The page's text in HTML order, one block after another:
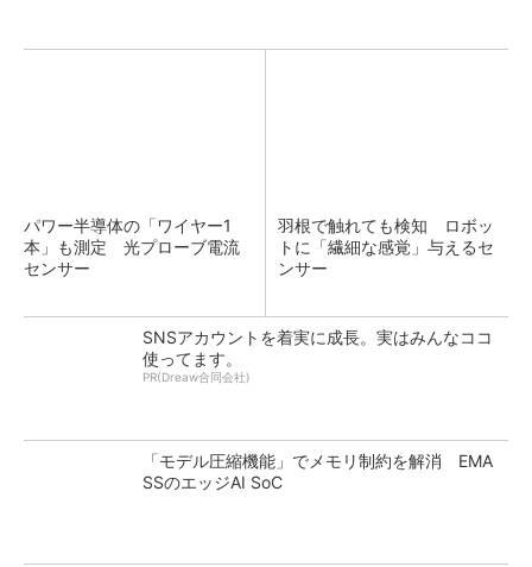
パワー半導体の「ワイヤー1
本」も測定 光プローブ電流
センサー
羽根で触れても検知 ロボッ
トに「繊細な感覚」与えるセ
ンサー
SNSアカウントを着実に成長。実はみんなココ
使ってます。
PR(Dreaw合同会社)
「モデル圧縮機能」でメモリ制約を解消 EMA
SSのエッジAI SoC